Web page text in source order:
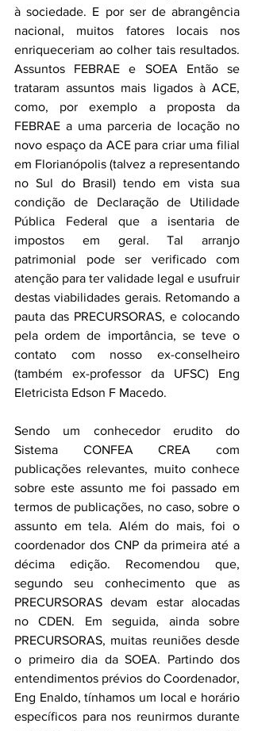
à sociedade. E por ser de abrangência
nacional, muitos fatores locais nos
enriqueceriam ao colher tais resultados.
Assuntos FEBRAE e SOEA Então se
trataram assuntos mais ligados à ACE,
como, por exemplo a proposta da
FEBRAE a uma parceria de locação no
novo espaço da ACE para criar uma filial
em Florianópolis (talvez a representando
no Sul do Brasil) tendo em vista sua
condição de Declaração de Utilidade
Pública Federal que a isentaria de
impostos em geral. Tal arranjo
patrimonial pode ser verificado com
atenção para ter validade legal e usufruir
destas viabilidades gerais. Retomando a
pauta das PRECURSORAS, e colocando
pela ordem de importância, se teve o
contato com nosso ex-conselheiro
(também ex-professor da UFSC) Eng
Eletricista Edson F Macedo.
Sendo um conhecedor erudito do
Sistema CONFEA CREA com
publicações relevantes, muito conhece
sobre este assunto me foi passado em
termos de publicações, no caso, sobre o
assunto em tela. Além do mais, foi o
coordenador dos CNP da primeira até a
décima edição. Recomendou que,
segundo seu conhecimento que as
PRECURSORAS devam estar alocadas
no CDEN. Em seguida, ainda sobre
PRECURSORAS, muitas reuniões desde
o primeiro dia da SOEA. Partindo dos
entendimentos prévios do Coordenador,
Eng Enaldo, tínhamos um local e horário
específicos para nos reunirmos durante